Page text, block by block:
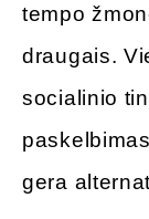
tempo
draugais.
socialinio
gera